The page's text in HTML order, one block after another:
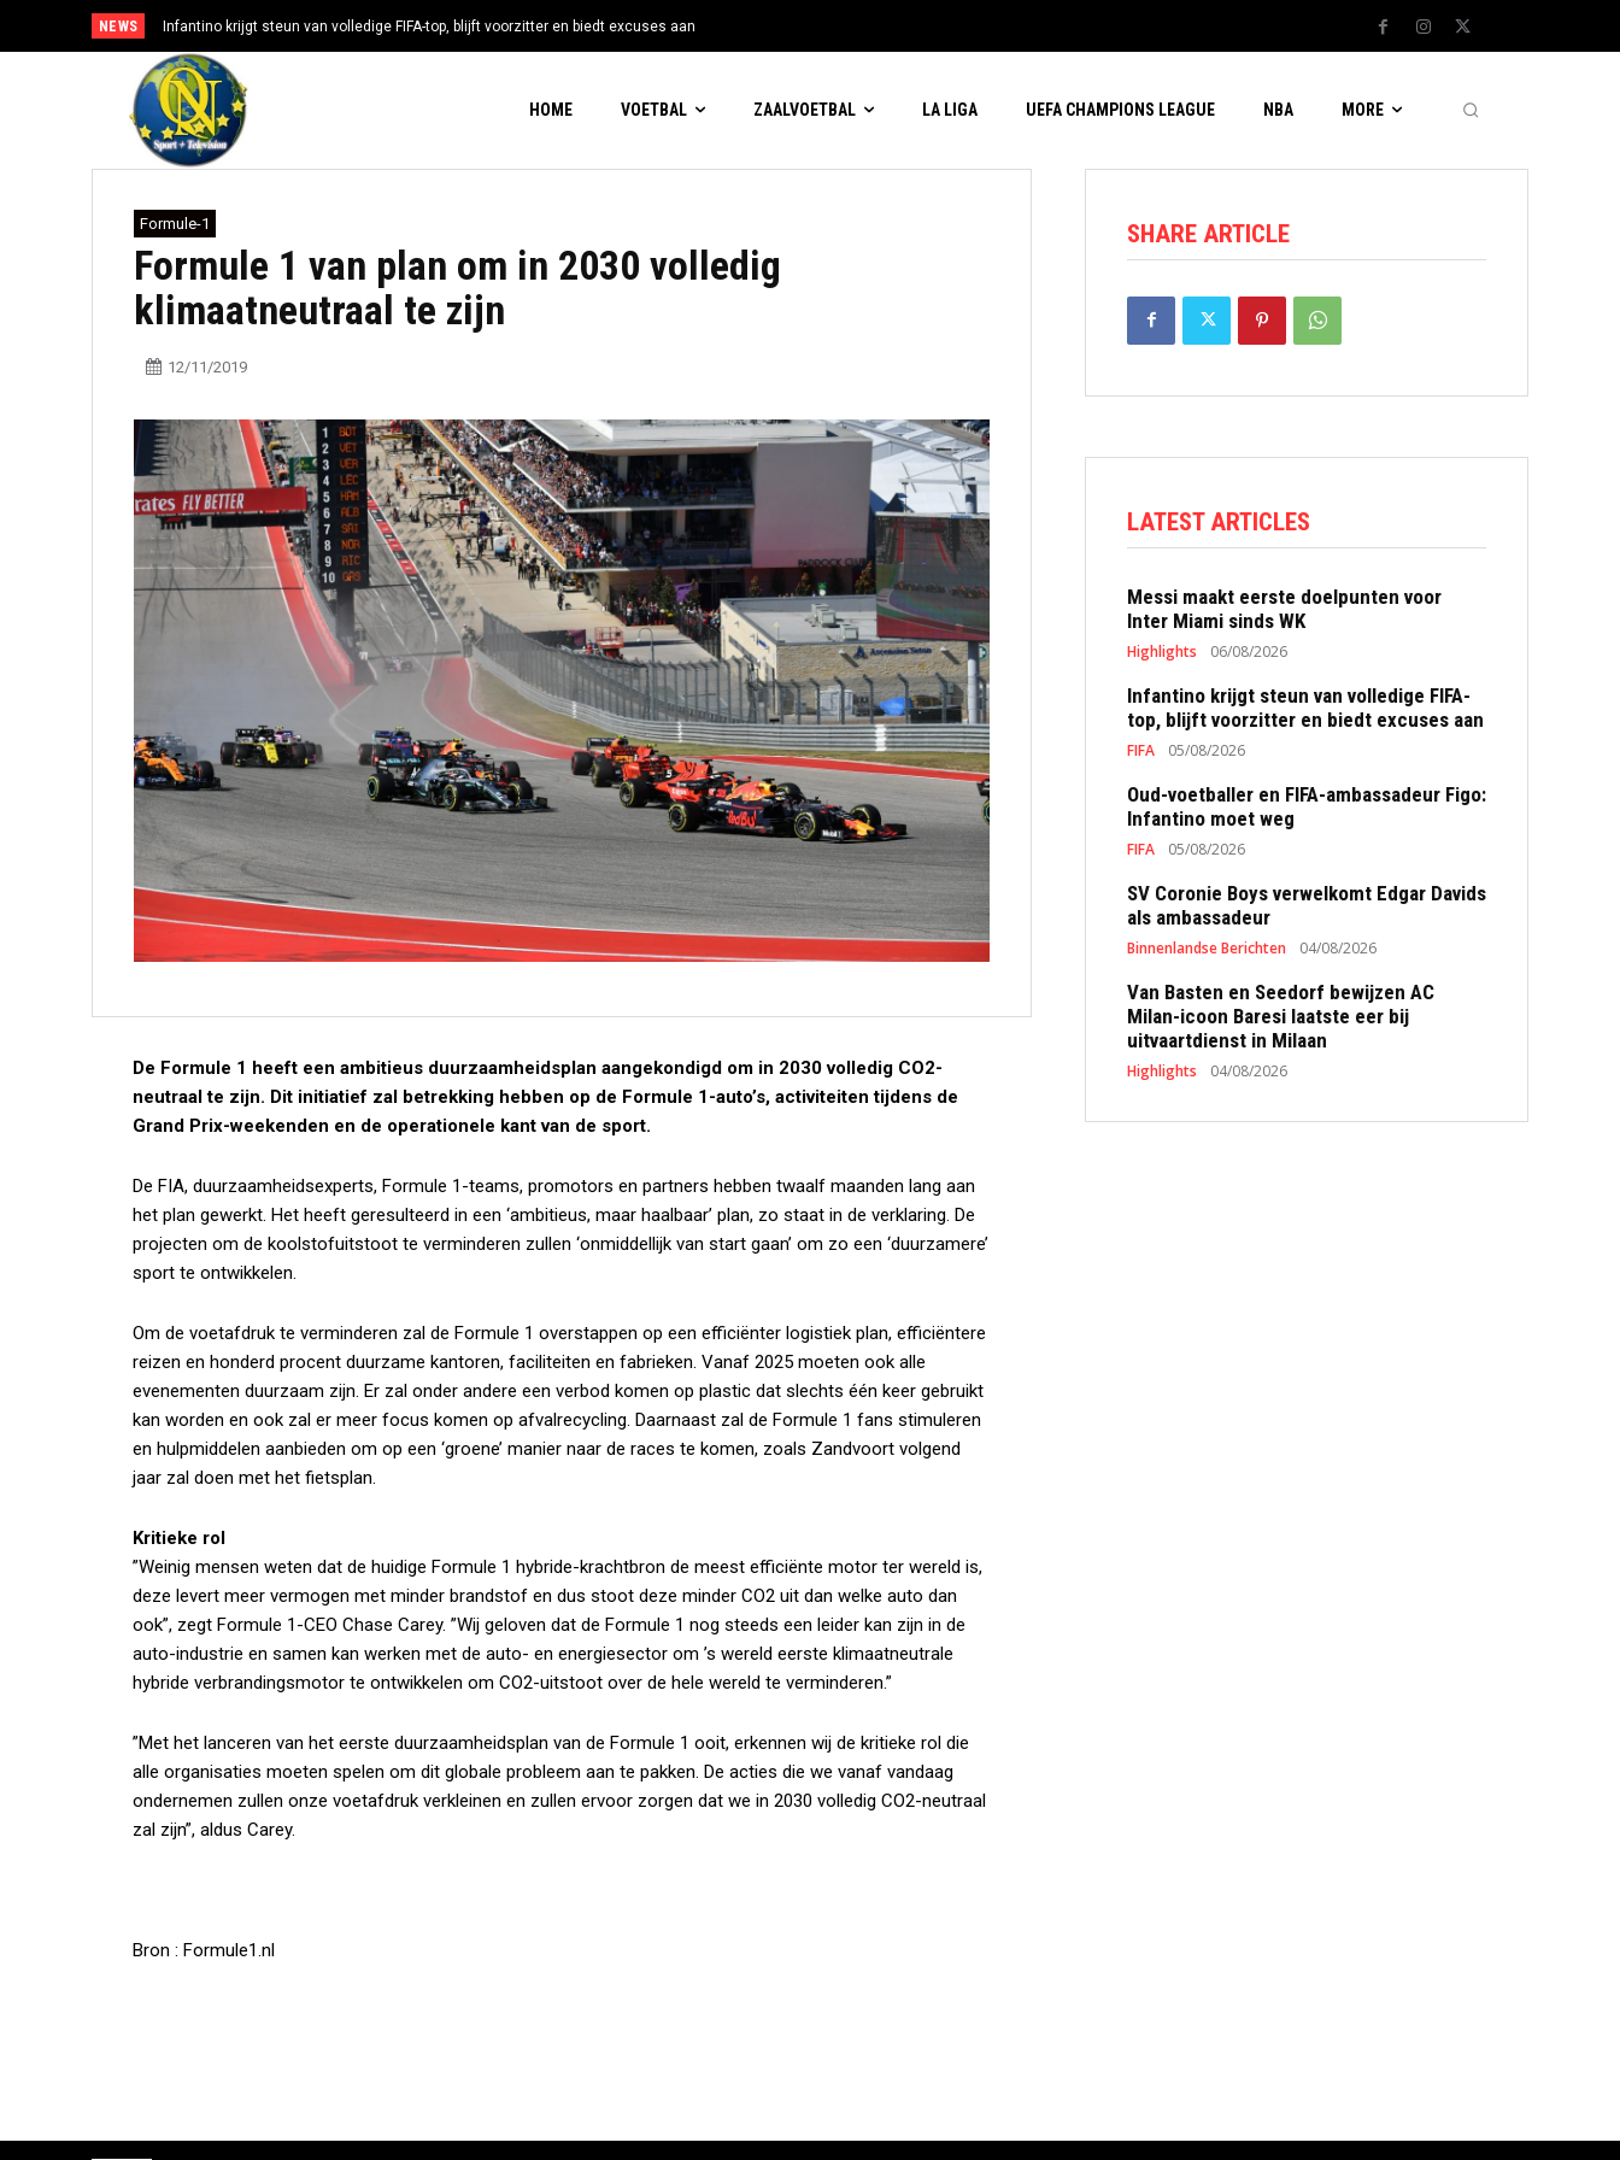
NEWS Infantino krijgt steun van volledige FIFA-top, blijft voorzitter en biedt excuses aan
HOME VOETBAL ZAALVOETBAL LA LIGA UEFA CHAMPIONS LEAGUE NBA MORE
Formule-1
Formule 1 van plan om in 2030 volledig
klimaatneutraal te zijn
12/11/2019
De Formule 1 heeft een ambitieus duurzaamheidsplan aangekondigd om in 2030 volledig CO2-
neutraal te zijn. Dit initiatief zal betrekking hebben op de Formule 1-auto’s, activiteiten tijdens de
Grand Prix-weekenden en de operationele kant van de sport.
De FIA, duurzaamheidsexperts, Formule 1-teams, promotors en partners hebben twaalf maanden lang aan
het plan gewerkt. Het heeft geresulteerd in een ‘ambitieus, maar haalbaar’ plan, zo staat in de verklaring. De
projecten om de koolstofuitstoot te verminderen zullen ‘onmiddellijk van start gaan’ om zo een ‘duurzamere’
sport te ontwikkelen.
Om de voetafdruk te verminderen zal de Formule 1 overstappen op een efficiënter logistiek plan, efficiëntere
reizen en honderd procent duurzame kantoren, faciliteiten en fabrieken. Vanaf 2025 moeten ook alle
evenementen duurzaam zijn. Er zal onder andere een verbod komen op plastic dat slechts één keer gebruikt
kan worden en ook zal er meer focus komen op afvalrecycling. Daarnaast zal de Formule 1 fans stimuleren
en hulpmiddelen aanbieden om op een ‘groene’ manier naar de races te komen, zoals Zandvoort volgend
jaar zal doen met het fietsplan.
Kritieke rol
”Weinig mensen weten dat de huidige Formule 1 hybride-krachtbron de meest efficiënte motor ter wereld is,
deze levert meer vermogen met minder brandstof en dus stoot deze minder CO2 uit dan welke auto dan
ook”, zegt Formule 1-CEO Chase Carey. ”Wij geloven dat de Formule 1 nog steeds een leider kan zijn in de
auto-industrie en samen kan werken met de auto- en energiesector om ’s wereld eerste klimaatneutrale
hybride verbrandingsmotor te ontwikkelen om CO2-uitstoot over de hele wereld te verminderen.”
”Met het lanceren van het eerste duurzaamheidsplan van de Formule 1 ooit, erkennen wij de kritieke rol die
alle organisaties moeten spelen om dit globale probleem aan te pakken. De acties die we vanaf vandaag
ondernemen zullen onze voetafdruk verkleinen en zullen ervoor zorgen dat we in 2030 volledig CO2-neutraal
zal zijn”, aldus Carey.
Bron : Formule1.nl
SHARE ARTICLE
LATEST ARTICLES
Messi maakt eerste doelpunten voor
Inter Miami sinds WK
Highlights 06/08/2026
Infantino krijgt steun van volledige FIFA-
top, blijft voorzitter en biedt excuses aan
FIFA 05/08/2026
Oud-voetballer en FIFA-ambassadeur Figo:
Infantino moet weg
FIFA 05/08/2026
SV Coronie Boys verwelkomt Edgar Davids
als ambassadeur
Binnenlandse Berichten 04/08/2026
Van Basten en Seedorf bewijzen AC
Milan-icoon Baresi laatste eer bij
uitvaartdienst in Milaan
Highlights 04/08/2026